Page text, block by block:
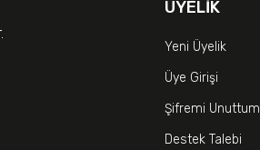
ÜYELIK
Yeni Üyelik
Üye Girişi
Şifremi Unuttum
Destek Talebi